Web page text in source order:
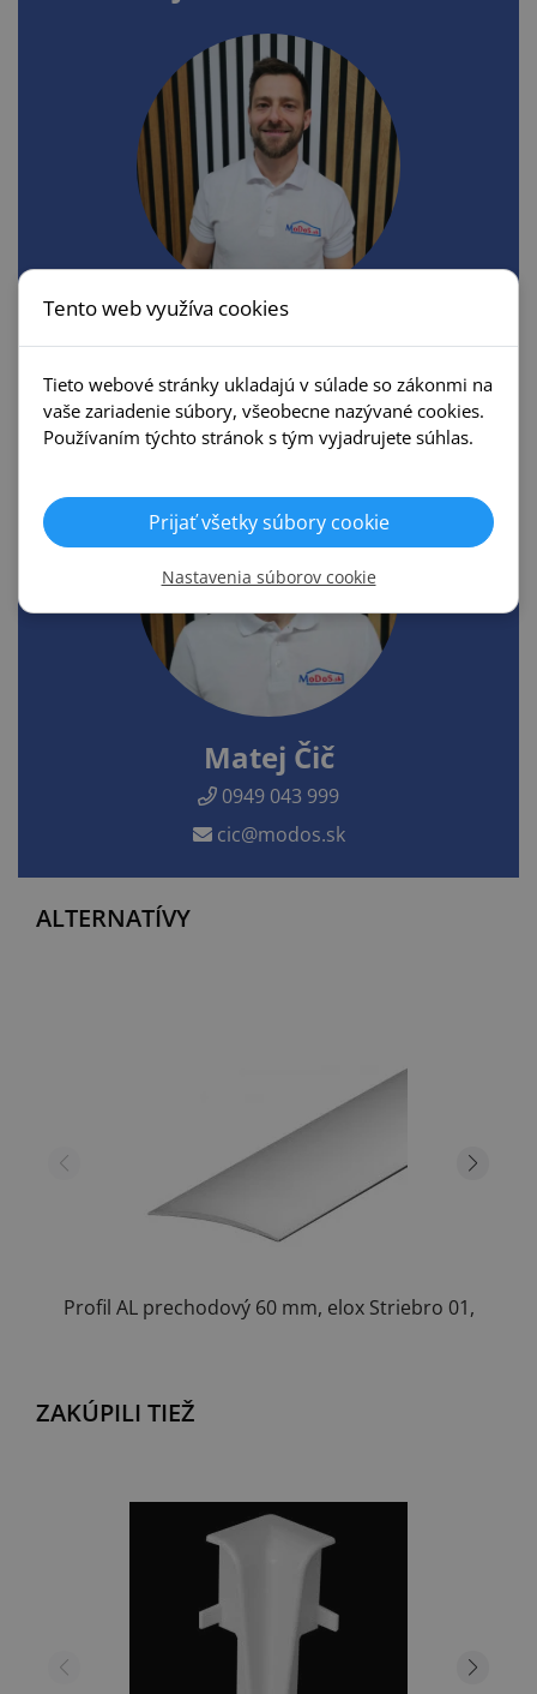
Tomáš Meško
0948 908 901
mesko@modos.sk
Matej Čič
0949 043 999
cic@modos.sk
ALTERNATÍVY
Profil AL prechodový 60 mm, elox Striebro 01,
ZAKÚPILI TIEŽ
Tento web využíva cookies
Tieto webové stránky ukladajú v súlade so zákonmi na
vaše zariadenie súbory, všeobecne nazývané cookies.
Používaním týchto stránok s tým vyjadrujete súhlas.
Prijať všetky súbory cookie
Nastavenia súborov cookie